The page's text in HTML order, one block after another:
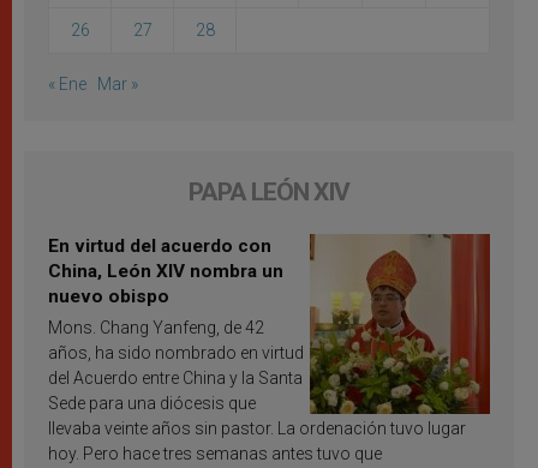
26 27 28
« Ene Mar »
PAPA LEÓN XIV
En virtud del acuerdo con
China, León XIV nombra un
nuevo obispo
Mons. Chang Yanfeng, de 42
años, ha sido nombrado en virtud
del Acuerdo entre China y la Santa
Sede para una diócesis que
llevaba veinte años sin pastor. La ordenación tuvo lugar
hoy. Pero hace tres semanas antes tuvo que